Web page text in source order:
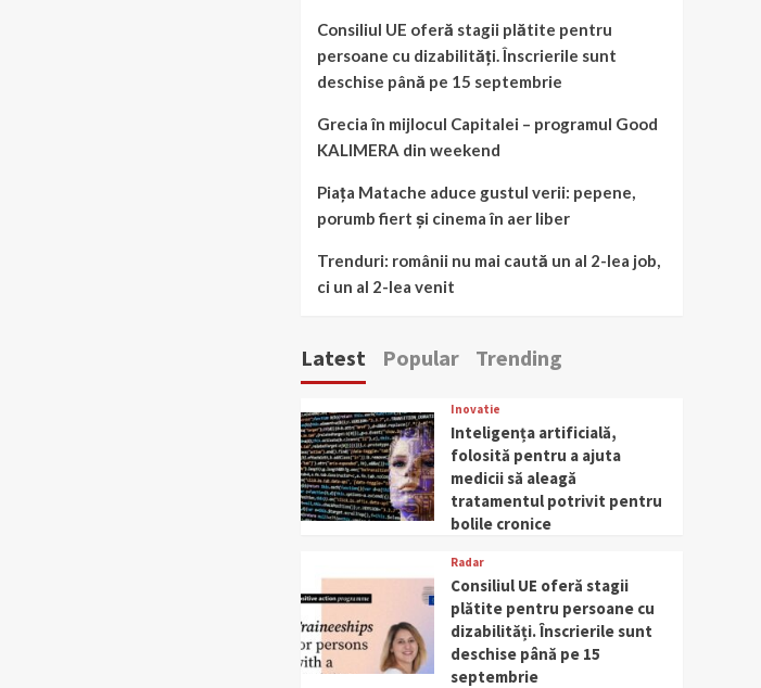
Consiliul UE oferă stagii plătite pentru
persoane cu dizabilități. Înscrierile sunt
deschise până pe 15 septembrie
Grecia în mijlocul Capitalei – programul Good
KALIMERA din weekend
Piața Matache aduce gustul verii: pepene,
porumb fiert și cinema în aer liber
Trenduri: românii nu mai caută un al 2-lea job,
ci un al 2-lea venit
Latest Popular Trending
Inovatie
Inteligența artificială,
folosită pentru a ajuta
medicii să aleagă
tratamentul potrivit pentru
bolile cronice
Radar
Consiliul UE oferă stagii
plătite pentru persoane cu
dizabilități. Înscrierile sunt
deschise până pe 15
septembrie